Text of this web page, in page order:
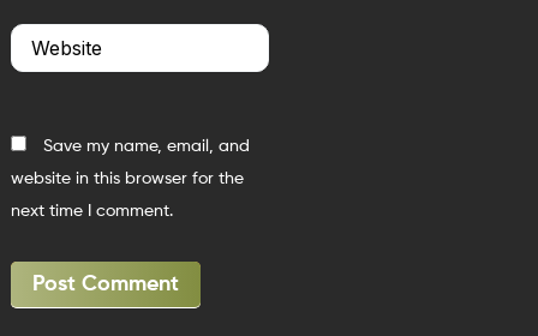
Website
Save my name, email, and
website in this browser for the
next time I comment.